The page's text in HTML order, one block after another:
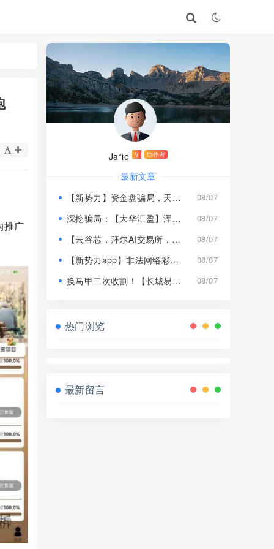
推广
Ja*ie V 协作者
最新文章
【新势力】资金盘骗局，天宫国际和平娱乐的狗推换个马甲又来割韭菜！
08/07
深挖骗局：【大华汇盈】浑身造假，冒用演员充当总监，啼笑皆非！ 08/07
【云谷芯，拜尔AI交易所，塔吉跨境电商】这3个项目都是骗局，近期跑路跟即将崩盘收割，赶紧远离！ 08/07
【新势力app】非法网络彩票骗局，“天宫国际”和“和平娱乐”骗子搞的杀猪盘，远离！ 08/07
换马甲二次收割！【长城易趣】平移【康盛科技】又是致命骗局！ 08/07
热门浏览
最新留言